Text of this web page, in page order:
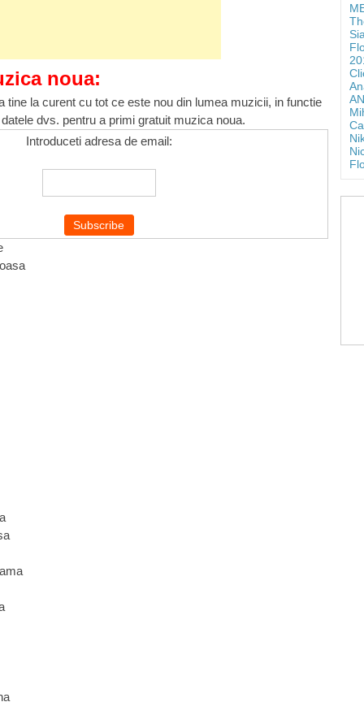
noua:
tine la curent cu tot ce este nou din lumea muzicii, in functie
dvs. pentru a primi gratuit muzica noua.
Introduceti adresa de email: